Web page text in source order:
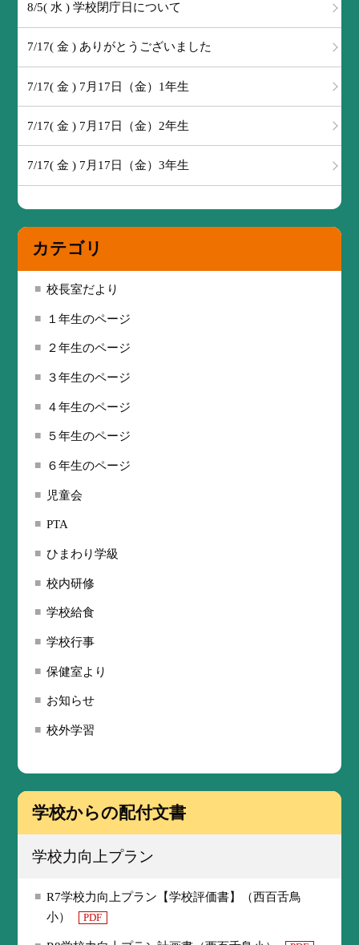
8/5( 水 ) 学校閉庁日について
7/17( 金 ) ありがとうございました
7/17( 金 ) 7月17日（金）1年生
7/17( 金 ) 7月17日（金）2年生
7/17( 金 ) 7月17日（金）3年生
カテゴリ
校長室だより
１年生のページ
２年生のページ
３年生のページ
４年生のページ
５年生のページ
６年生のページ
児童会
PTA
ひまわり学級
校内研修
学校給食
学校行事
保健室より
お知らせ
校外学習
学校からの配付文書
学校力向上プラン
R7学校力向上プラン【学校評価書】（西百舌鳥
小）
PDF